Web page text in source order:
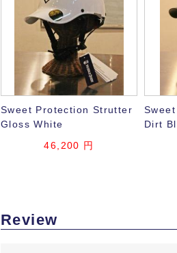
Sweet Protection Strutter
Gloss White
46,200 円
Dirt
Review